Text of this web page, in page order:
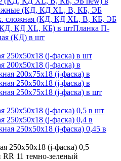
(КД, КД XL, В, КБ, ЭБ
сложная (КД, КД XL, В, КБ, ЭБ
КД XL, КБ) в штПланка П-
(КД) в шт
250х50х18 (j-фаска) в шт
200х50х18 (j-фаска) в
200х75х18 (j-фаска) в
250х50х18 (j-фаска) в
250х75х18 (j-фаска) в шт
250х50х18 (j-фаска) 0,5 в шт
250х50х18 (j-фаска) 0,4 в
250х50х18 (j-фаска) 0,45 в
250х50х18 (j-фаска) 0,5
RR 11 темно-зеленый